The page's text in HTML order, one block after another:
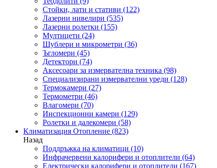
Стойки, лати и стативи (122)
Лазерни нивелири (535)
Лазерни ролетки (155)
Мултицети (24)
Шублери и микрометри (36)
Ъгломери (45)
Детектори (74)
Аксесоари за измервателна техника (98)
Специализирани измервателни уреди (128)
Термокамери (27)
Термометри (46)
Влагомери (70)
Инспекционни камери (129)
Ролетки и далекомери (58)
Климатизация Отопление (823)
Назад
Поддръжка на климатици (10)
Инфрачервени калорифери и отоплители (64)
Електрически калорифери и отоплители (167)